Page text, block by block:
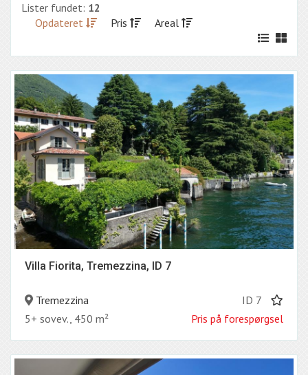
Lister fundet: 12
Opdateret
Pris Areal
Villa Fiorita, Tremezzina, ID 7
Tremezzina
ID 7
5+ sovev., 450 m²
Pris på forespørgsel